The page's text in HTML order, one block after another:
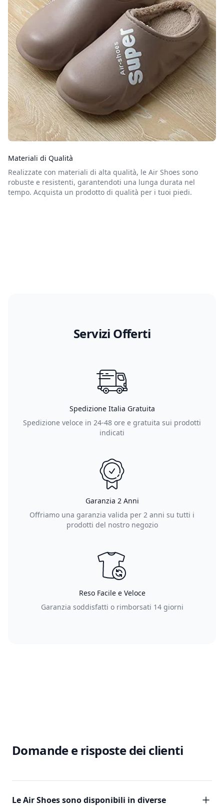
Materiali di Qualità
Realizzate con materiali di alta qualità, le Air Shoes sono
robuste e resistenti, garantendoti una lunga durata nel
tempo. Acquista un prodotto di qualità per i tuoi piedi.
Servizi Offerti
Spedizione Italia Gratuita
Spedizione veloce in 24-48 ore e gratuita sui prodotti
indicati
Garanzia 2 Anni
Offriamo una garanzia valida per 2 anni su tutti i
prodotti del nostro negozio
Reso Facile e Veloce
Garanzia soddisfatti o rimborsati 14 giorni
Domande e risposte dei clienti
Le Air Shoes sono disponibili in diverse